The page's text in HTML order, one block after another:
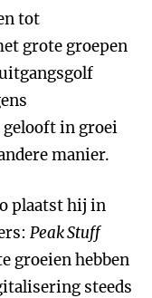
tot
grote groepen
in groei
manier.
plaatst hij in
Peak Stuff
groeien hebben
steeds